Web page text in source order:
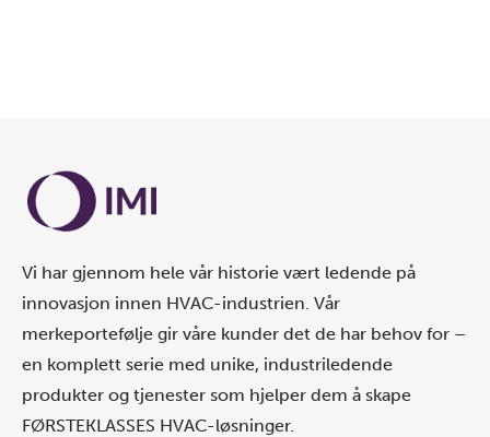
Vi har gjennom hele vår historie vært ledende på
innovasjon innen HVAC-industrien. Vår
merkeportefølje gir våre kunder det de har behov for –
en komplett serie med unike, industriledende
produkter og tjenester som hjelper dem å skape
FØRSTEKLASSES HVAC-løsninger.